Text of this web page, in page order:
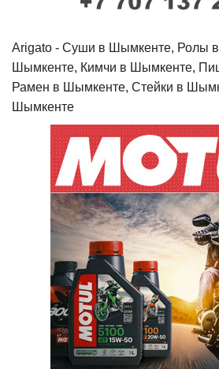
Arigato - Cуши в Шымкенте, Ролы
Шымкенте, Кимчи в Шымкенте,
Рамен в Шымкенте, Стейки в
Шымкенте